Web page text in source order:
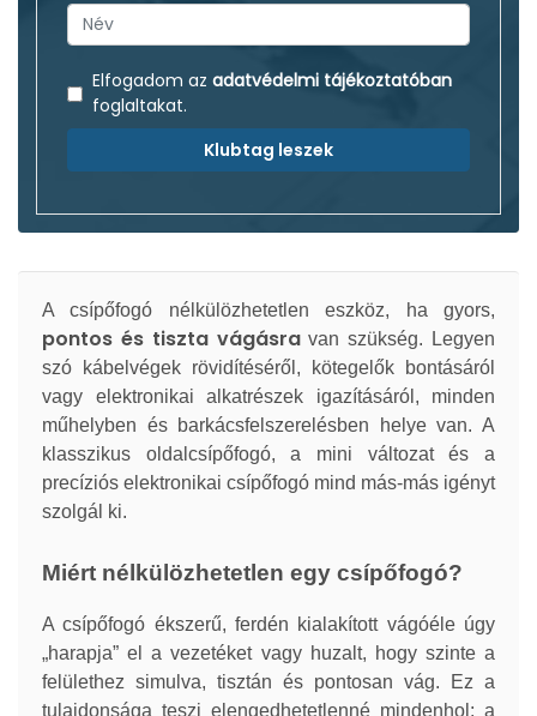
Elfogadom az adatvédelmi tájékoztatóban
foglaltakat.
Klubtag leszek
A csípőfogó nélkülözhetetlen eszköz, ha gyors,
pontos és tiszta vágásravan szükség. Legyen
szó kábelvégek rövidítéséről, kötegelők bontásáról
vagy elektronikai alkatrészek igazításáról, minden
műhelyben és barkácsfelszerelésben helye van. A
klasszikus oldalcsípőfogó, a mini változat és a
precíziós elektronikai csípőfogó mind más-más igényt
szolgál ki.
Miért nélkülözhetetlen egy csípőfogó?
A csípőfogó ékszerű, ferdén kialakított vágóéle úgy
„harapja” el a vezetéket vagy huzalt, hogy szinte a
felülethez simulva, tisztán és pontosan vág. Ez a
tulajdonsága teszi elengedhetetlenné mindenhol: a